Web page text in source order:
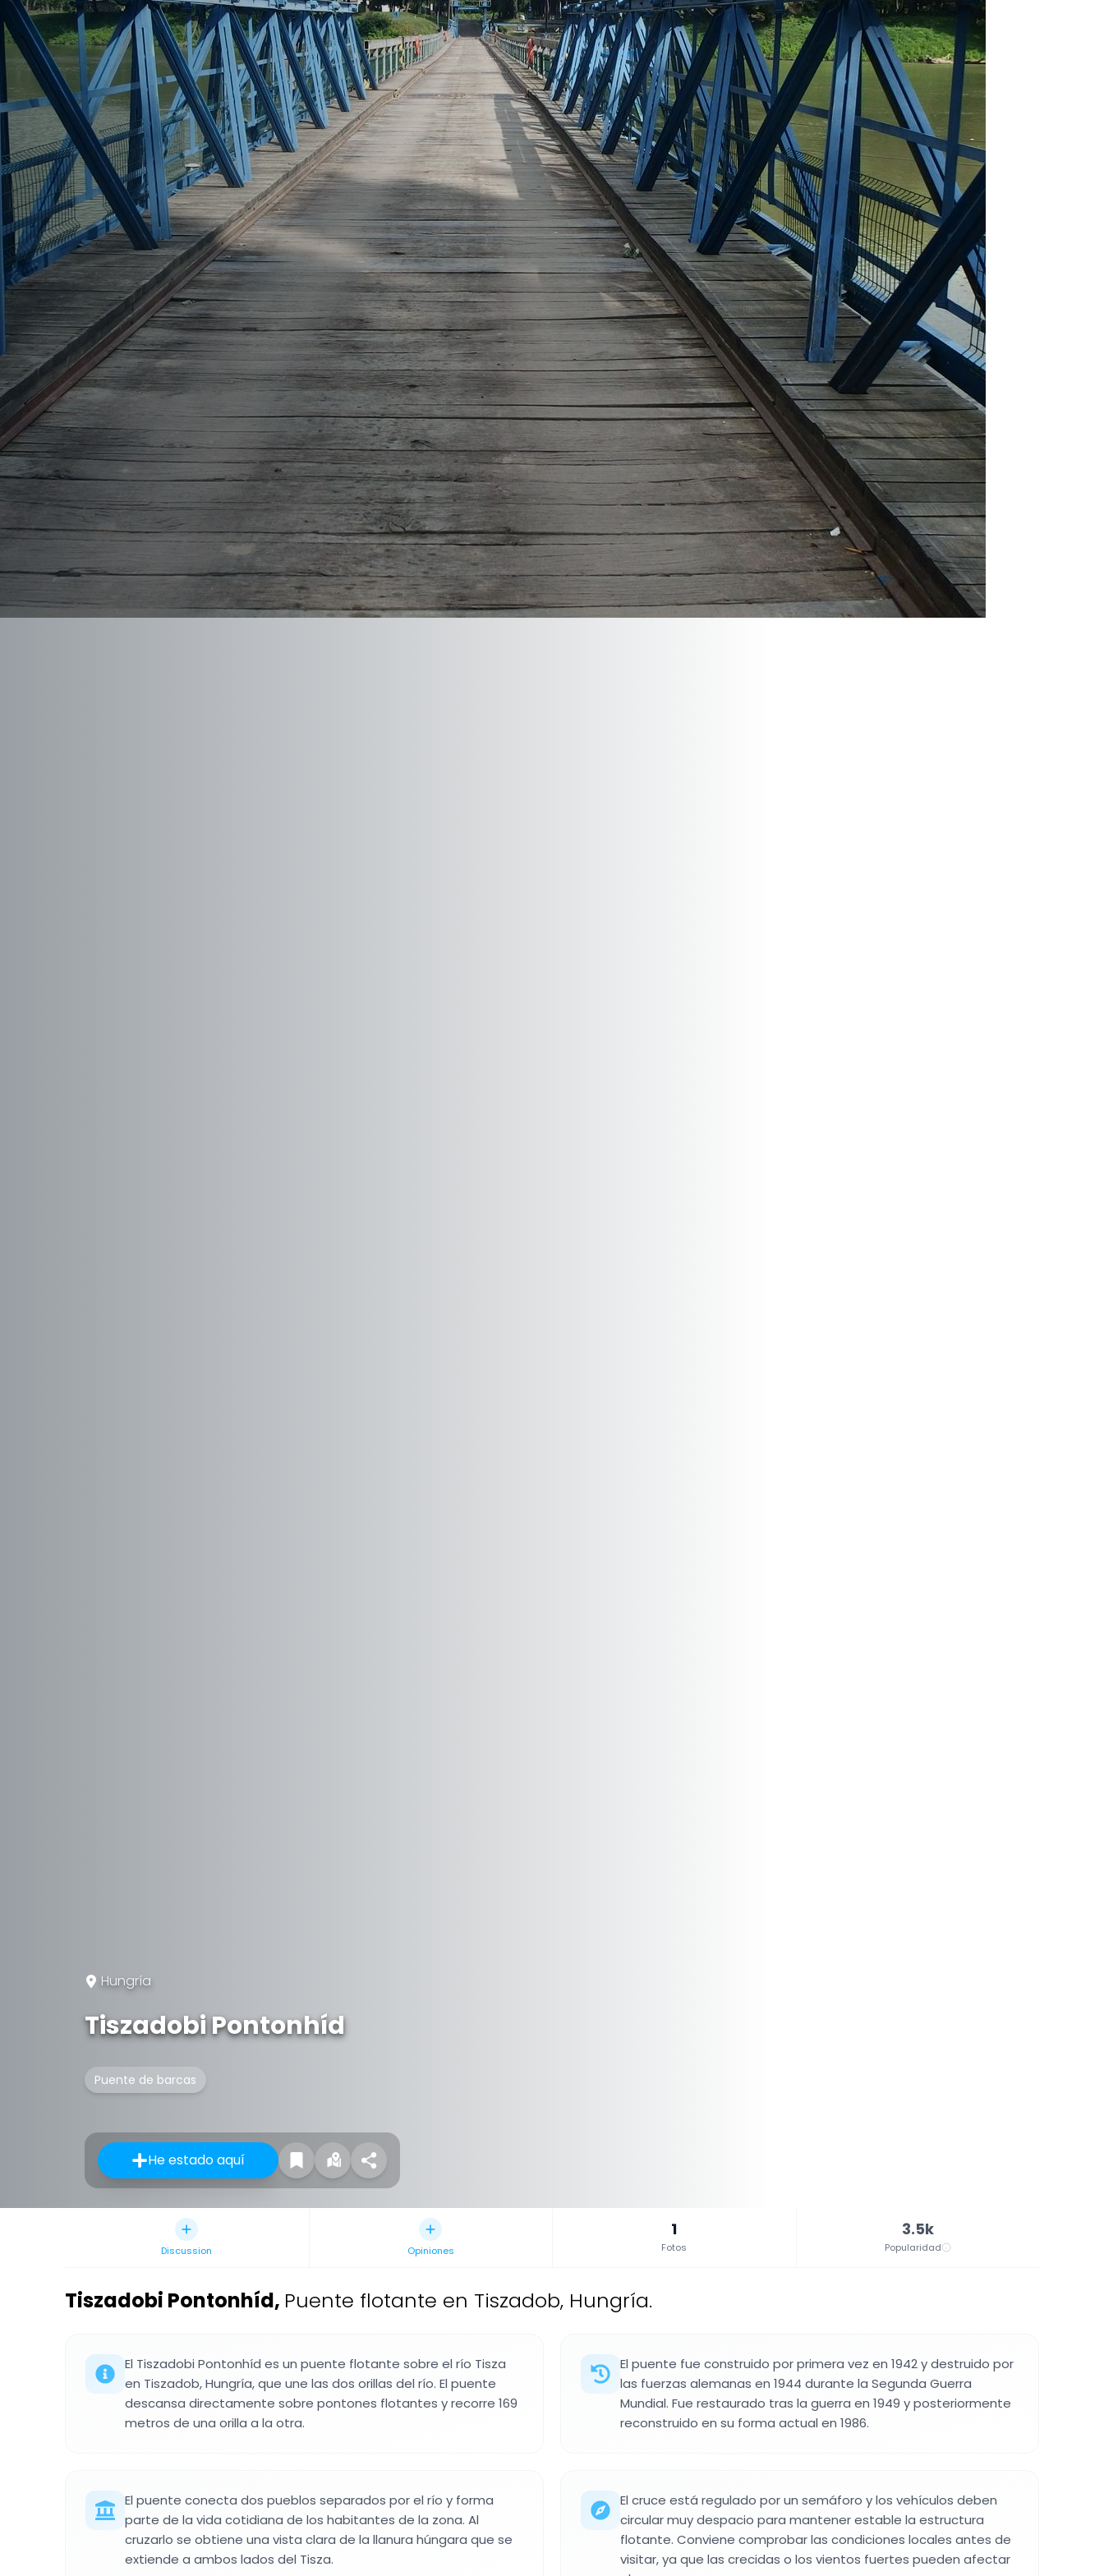
Hungría
Tiszadobi Pontonhíd
Puente de barcas
He estado aquí
Discussion Opiniones
1
Fotos
3.5k
Popularidad
Tiszadobi Pontonhíd, Puente flotante en Tiszadob, Hungría.
El Tiszadobi Pontonhíd es un puente flotante sobre el río Tisza
en Tiszadob, Hungría, que une las dos orillas del río. El puente
descansa directamente sobre pontones flotantes y recorre 169
metros de una orilla a la otra.
El puente fue construido por primera vez en 1942 y destruido por
las fuerzas alemanas en 1944 durante la Segunda Guerra
Mundial. Fue restaurado tras la guerra en 1949 y posteriormente
reconstruido en su forma actual en 1986.
El puente conecta dos pueblos separados por el río y forma
parte de la vida cotidiana de los habitantes de la zona. Al
cruzarlo se obtiene una vista clara de la llanura húngara que se
extiende a ambos lados del Tisza.
El cruce está regulado por un semáforo y los vehículos deben
circular muy despacio para mantener estable la estructura
flotante. Conviene comprobar las condiciones locales antes de
visitar, ya que las crecidas o los vientos fuertes pueden afectar